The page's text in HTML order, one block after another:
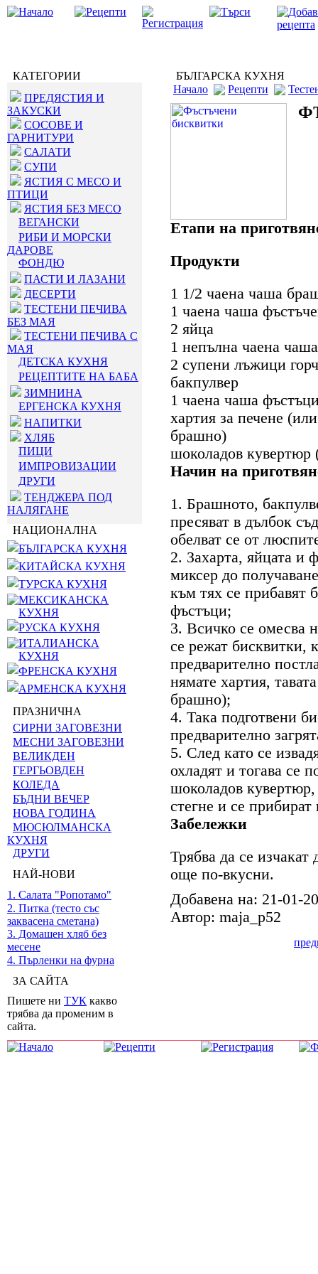
КАТЕГОРИИ
ПРЕДЯСТИЯ И
ЗАКУСКИ
СОСОВЕ И
ГАРНИТУРИ
САЛАТИ
СУПИ
ЯСТИЯ С МЕСО И
ПТИЦИ
ЯСТИЯ БЕЗ МЕСО
ВЕГАНСКИ
РИБИ И МОРСКИ
ДАРОВЕ
ФОНДЮ
ПАСТИ И ЛАЗАНИ
ДЕСЕРТИ
ТЕСТЕНИ ПЕЧИВА
БЕЗ МАЯ
ТЕСТЕНИ ПЕЧИВА С
МАЯ
ДЕТСКА КУХНЯ
РЕЦЕПТИТЕ НА БАБА
ЗИМНИНА
ЕРГЕНСКА КУХНЯ
НАПИТКИ
ХЛЯБ
ПИЦИ
ИМПРОВИЗАЦИИ
ДРУГИ
ТЕНДЖЕРА ПОД
НАЛЯГАНЕ
НАЦИОНАЛНА
БЪЛГАРСКА КУХНЯ
КИТАЙСКА КУХНЯ
ТУРСКА КУХНЯ
МЕКСИКАНСКА
КУХНЯ
РУСКА КУХНЯ
ИТАЛИАНСКА
КУХНЯ
ФРЕНСКА КУХНЯ
АРМЕНСКА КУХНЯ
ПРАЗНИЧНА
СИРНИ ЗАГОВЕЗНИ
МЕСНИ ЗАГОВЕЗНИ
ВЕЛИКДЕН
ГЕРГЬОВДЕН
КОЛЕДА
БЪДНИ ВЕЧЕР
НОВА ГОДИНА
МЮСЮЛМАНСКА
КУХНЯ
ДРУГИ
НАЙ-НОВИ
1. Салата "Ропотамо"
2. Питка (тесто със
заквасена сметана)
3. Домашен хляб без
месене
4. Пърленки на фурна
ЗА САЙТА
Пишете ни ТУК какво
трябва да променим в
сайта.
БЪЛГАРСКА КУХНЯ
Начало
Рецепти
Етапи на
Продукти
1 1/2 чаена чаша
1 чаена чаша
2 яйца
1 непълна чаена
2 супени лъжици
бакпулвер
1 чаена чаша
хартия за печене
брашно)
шоколадов кувертюр
Начин на
1. Брашното,
пресяват в дълбок
обелват се от
2. Захарта, яйцата и
миксер до
към тях се прибавят
фъстъци;
3. Всичко се омесва
се режат бисквитки,
предварително
нямате хартия,
брашно);
4. Така подготвени
предварително
5. След като се
охладят и тогава се
шоколадов кувертюр,
стегне и се прибират
Забележки
Трябва да се изчакат
още по-вкусни.
Добавена на: 21-01-
Автор: maja_p52